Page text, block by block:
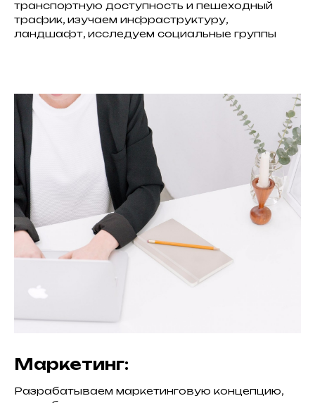
транспортную доступность и пешеходный
трафик, изучаем инфраструктуру,
ландшафт, исследуем социальные группы
Маркетинг:
Разрабатываем маркетинговую концепцию,